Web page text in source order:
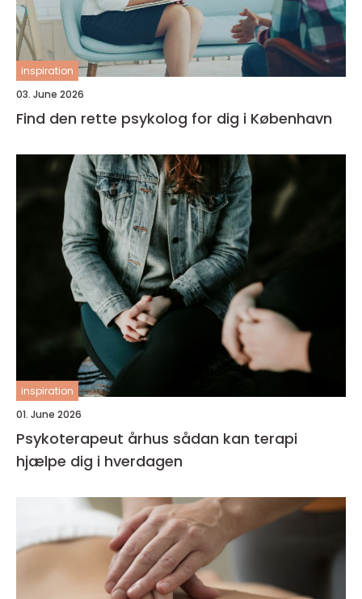
inspiration
03. June 2026
Find den rette psykolog for dig i København
inspiration
01. June 2026
Psykoterapeut århus sådan kan terapi
hjælpe dig i hverdagen